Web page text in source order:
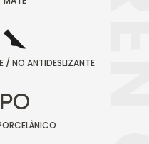
/ NO ANTIDESLIZANTE